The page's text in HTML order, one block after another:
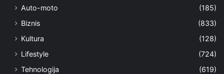
Auto-moto
(185)
Biznis
(833)
Kultura
(128)
Lifestyle
(724)
Tehnologija
(619)